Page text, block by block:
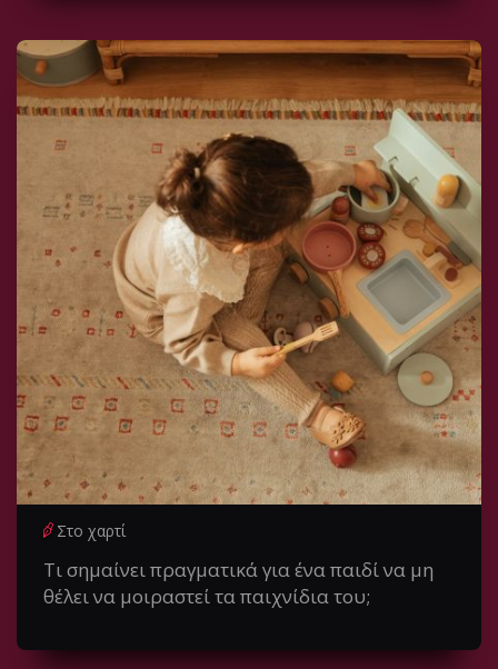
Στο χαρτί
Τι σημαίνει πραγματικά για ένα παιδί να μη
θέλει να μοιραστεί τα παιχνίδια του;